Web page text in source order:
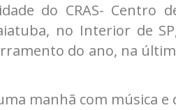
do CRAS- Centro
no Interior de
do ano, na
manhã com música e